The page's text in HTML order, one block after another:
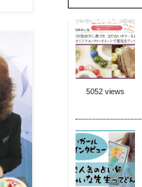
5052 views